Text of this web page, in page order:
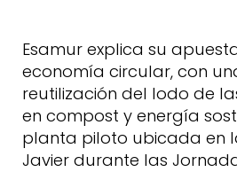
Esamur explica su
economía circular, con
reutilización del lodo de
en compost y energía
planta piloto ubicada en
Javier durante las